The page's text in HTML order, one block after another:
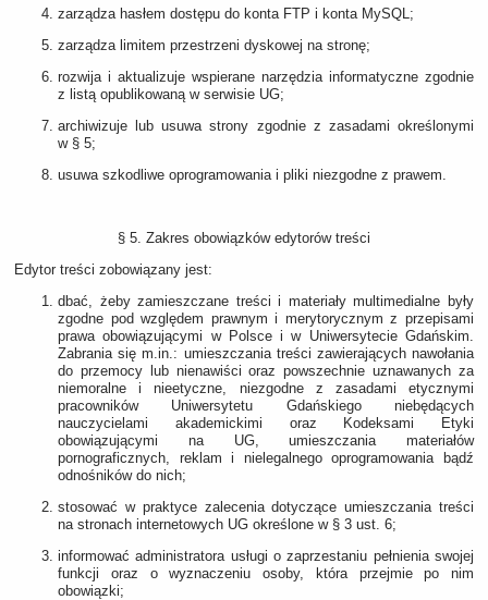
zarządza hasłem dostępu do konta FTP i konta MySQL;
zarządza limitem przestrzeni dyskowej na stronę;
rozwija i aktualizuje wspierane narzędzia informatyczne zgodnie
z listą opublikowaną w serwisie UG;
archiwizuje lub usuwa strony zgodnie z zasadami określonymi
w § 5;
usuwa szkodliwe oprogramowania i pliki niezgodne z prawem.
§ 5. Zakres obowiązków edytorów treści
Edytor treści zobowiązany jest:
dbać, żeby zamieszczane treści i materiały multimedialne były
zgodne pod względem prawnym i merytorycznym z przepisami
prawa obowiązującymi w Polsce i w Uniwersytecie Gdańskim.
Zabrania się m.in.: umieszczania treści zawierających nawołania
do przemocy lub nienawiści oraz powszechnie uznawanych za
niemoralne i nieetyczne, niezgodne z zasadami etycznymi
pracowników Uniwersytetu Gdańskiego niebędących
nauczycielami akademickimi oraz Kodeksami Etyki
obowiązującymi na UG, umieszczania materiałów
pornograficznych, reklam i nielegalnego oprogramowania bądź
odnośników do nich;
stosować w praktyce zalecenia dotyczące umieszczania treści
na stronach internetowych UG określone w § 3 ust. 6;
informować administratora usługi o zaprzestaniu pełnienia swojej
funkcji oraz o wyznaczeniu osoby, która przejmie po nim
obowiązki;